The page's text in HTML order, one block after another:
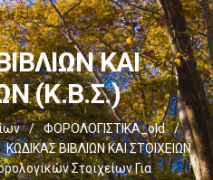
ΚΑΙ
(Κ.Β.Σ.)
/ ΦΟΡΟΛΟΓΙΣΤΙΚΑ_old
/
ΚΩΔΙΚΑΣ ΒΙΒΛΙΩΝ ΚΑΙ ΣΤΟΙΧΕΙΩΝ
Στοιχείων Για